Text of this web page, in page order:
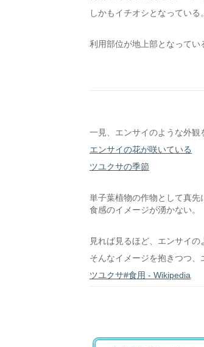
しかもイチオシとなっている。
利用部位が地上部となってい
一見、エンサイのような外観
エンサイの花が咲いている
ツユクサの季節
単子葉植物の作物として真
食感のイメージが湧かない。
見れば見るほど、エンサイの
そんなイメージを抱きつつ、
ツユクサ#食用 - Wikipedia